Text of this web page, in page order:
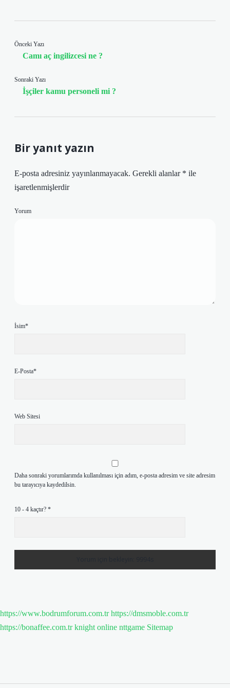
Önceki Yazı
Camı aç ingilizcesi ne ?
Sonraki Yazı
İşçiler kamu personeli mi ?
Bir yanıt yazın
E-posta adresiniz yayınlanmayacak. Gerekli alanlar * ile
işaretlenmişlerdir
Yorum
İsim*
E-Posta*
Web Sitesi
Daha sonraki yorumlarımda kullanılması için adım, e-posta adresim ve site adresim
bu tarayıcıya kaydedilsin.
10 - 4 kaçtır? *
https://www.bodrumforum.com.tr https://dmsmoble.com.tr
https://bonaffee.com.tr knight online nttgame Sitemap